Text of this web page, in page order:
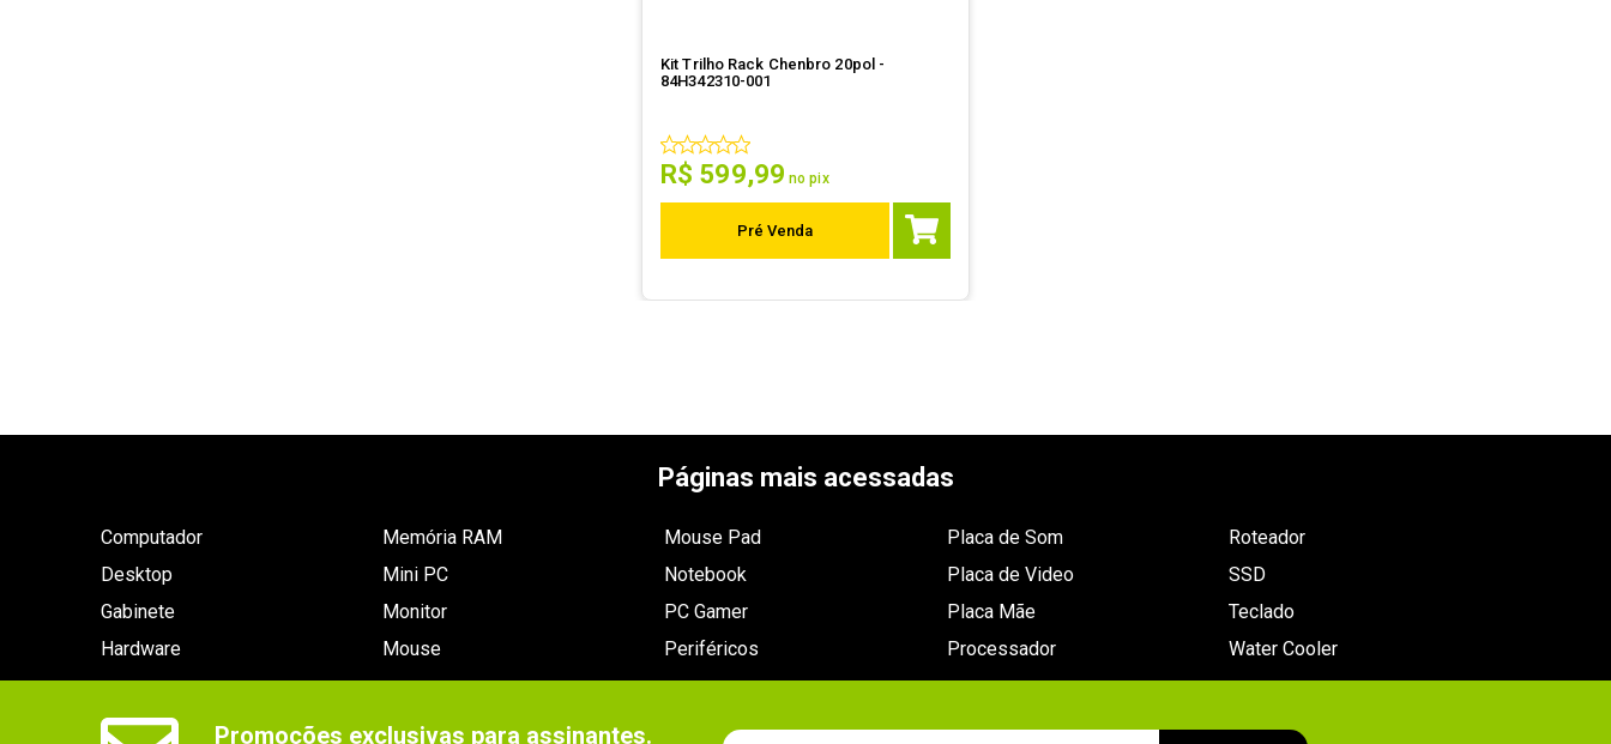
Kit Trilho Rack Chenbro 20pol -
84H342310-001
R$ 599,99 no pix
Pré Venda
Páginas mais acessadas
Computador
Desktop
Gabinete
Hardware
Memória RAM
Mini PC
Monitor
Mouse
Mouse Pad
Notebook
PC Gamer
Periféricos
Placa de Som
Placa de Video
Placa Mãe
Processador
Roteador
SSD
Teclado
Water Cooler
Promoções exclusivas para assinantes.